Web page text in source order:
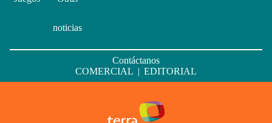
noticias
Contáctanos
COMERCIAL | EDITORIAL